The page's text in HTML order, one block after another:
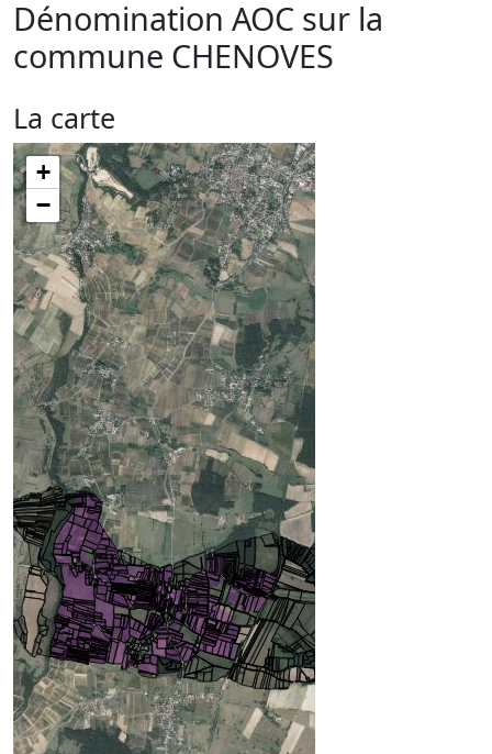
Dénomination AOC sur la
commune CHENOVES
La carte
+
−